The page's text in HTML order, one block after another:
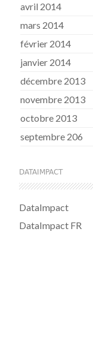
avril 2014
mars 2014
février 2014
janvier 2014
décembre 2013
novembre 2013
octobre 2013
septembre 206
DATAIMPACT
DataImpact
DataImpact FR